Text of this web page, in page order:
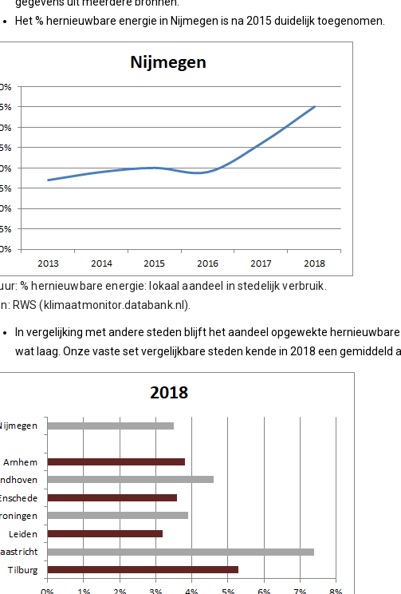
Het % hernieuwbare energie in Nijmegen is na 2015 duidelijk toegenomen.
% hernieuwbare energie: lokaal aandeel in stedelijk verbruik.
RWS (klimaatmonitor.databank.nl).
In vergelijking met andere steden blijft het aandeel opgewekte
wat laag. Onze vaste set vergelijkbare steden kende in 2018 een gemiddeld